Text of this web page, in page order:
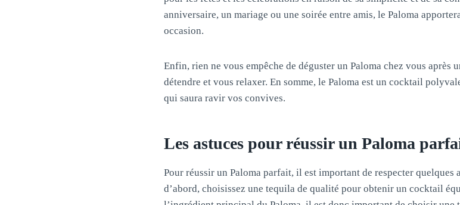
anniversaire, un mariage ou une soirée entre amis, le Paloma
occasion.
Enfin, rien ne vous empêche de déguster un Paloma chez vous après
détendre et vous relaxer. En somme, le Paloma est un cocktail
qui saura ravir vos convives.
Les astuces pour réussir un Paloma
Pour réussir un Paloma parfait, il est important de respecter quelques
d’abord, choisissez une tequila de qualité pour obtenir un cocktail